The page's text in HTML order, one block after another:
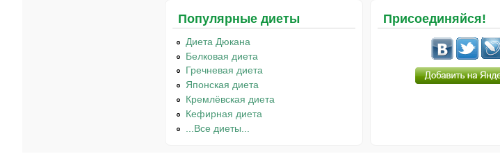
Популярные диеты
Диета Дюкана
Белковая диета
Гречневая диета
Японская диета
Кремлёвская диета
Кефирная диета
...Все диеты...
Присоединяйся!